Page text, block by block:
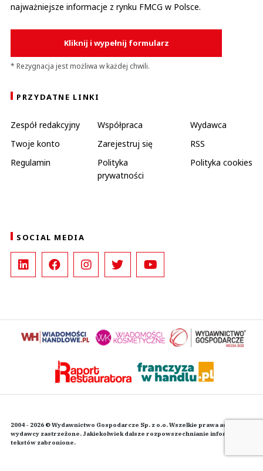
najważniejsze informacje z rynku FMCG w Polsce.
Kliknij i wypełnij formularz
* Rezygnacja jest możliwa w każdej chwili.
PRZYDATNE LINKI
Zespół redakcyjny Współpraca
Wydawca
Twoje konto
Zarejestruj się
RSS
Regulamin
Polityka
prywatności
Polityka cookies
SOCIAL MEDIA
2004 - 2026 © Wydawnictwo Gospodarcze Sp. z o.o. Wszelkie prawa autorskie
wydawcy zastrzeżone. Jakiekolwiek dalsze rozpowszechnianie informacji i
tekstów zabronione.